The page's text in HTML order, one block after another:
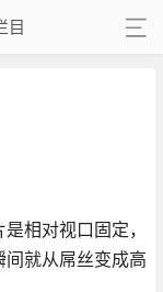
目
相对视口固定，
就从屌丝变成高